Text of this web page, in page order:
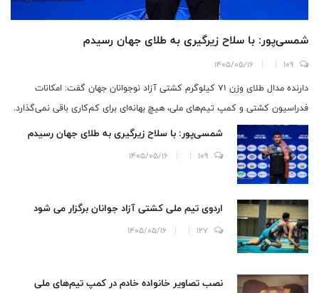
شمسی‌پور: با سلاح زیرگیری به طلای جهان رسیدم
109
1405/05/16
دارنده مدال طلای وزن ۷۱ کیلوگرم کشتی آزاد نوجوانان جهان گفت: امکانات
فدراسیون کشتی و کمپ تیم‌های ملی، هیچ بهانه‌ای برای کم‌کاری باقی نمی‌گذارد.
شمسی‌پور: با سلاح زیرگیری به طلای جهان رسیدم
109
1405/05/16
اردوی تیم ملی کشتی آزاد جوانان برگزار می شود
127
1405/05/16
نصب تصاویر خانواده خادم در کمپ تیم‌های ملی